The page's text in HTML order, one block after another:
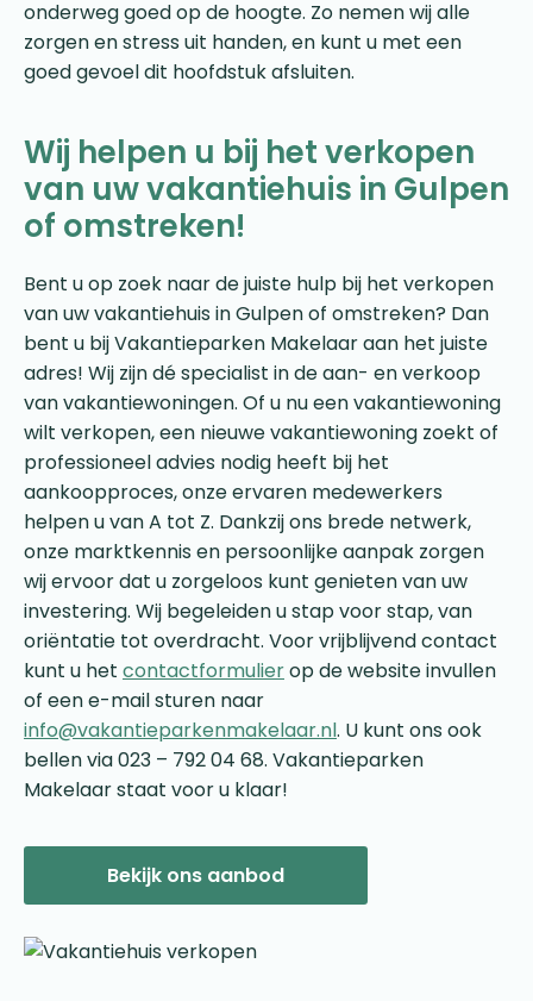
onderweg goed op de hoogte. Zo nemen wij alle
zorgen en stress uit handen, en kunt u met een
goed gevoel dit hoofdstuk afsluiten.
Wij helpen u bij het verkopen
van uw vakantiehuis in Gulpen
of omstreken!
Bent u op zoek naar de juiste hulp bij het verkopen
van uw vakantiehuis in Gulpen of omstreken? Dan
bent u bij Vakantieparken Makelaar aan het juiste
adres! Wij zijn dé specialist in de aan- en verkoop
van vakantiewoningen. Of u nu een vakantiewoning
wilt verkopen, een nieuwe vakantiewoning zoekt of
professioneel advies nodig heeft bij het
aankoopproces, onze ervaren medewerkers
helpen u van A tot Z. Dankzij ons brede netwerk,
onze marktkennis en persoonlijke aanpak zorgen
wij ervoor dat u zorgeloos kunt genieten van uw
investering. Wij begeleiden u stap voor stap, van
oriëntatie tot overdracht. Voor vrijblijvend contact
kunt u het contactformulierop de website invullen
of een e-mail sturen naar
info@vakantieparkenmakelaar.nl. U kunt ons ook
bellen via 023 – 792 04 68. Vakantieparken
Makelaar staat voor u klaar!
Bekijk ons aanbod